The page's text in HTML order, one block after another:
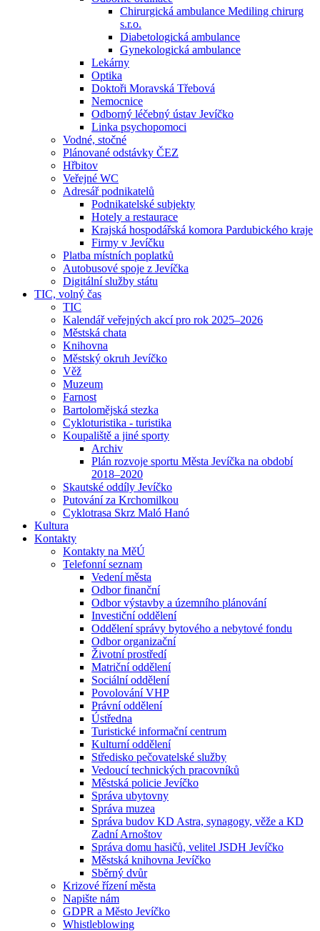
Chirurgická ambulance Mediling chirurg
s.r.o.
Diabetologická ambulance
Gynekologická ambulance
Lekárny
Optika
Doktoři Moravská Třebová
Nemocnice
Odborný léčebný ústav Jevíčko
Linka psychopomoci
Vodné, stočné
Plánované odstávky ČEZ
Hřbitov
Veřejné WC
Adresář podnikatelů
Podnikatelské subjekty
Hotely a restaurace
Krajská hospodářská komora Pardubického kraje
Firmy v Jevíčku
Platba místních poplatků
Autobusové spoje z Jevíčka
Digitální služby státu
TIC, volný čas
TIC
Kalendář veřejných akcí pro rok 2025–2026
Městská chata
Knihovna
Městský okruh Jevíčko
Věž
Muzeum
Farnost
Bartolomějská stezka
Cykloturistika - turistika
Koupaliště a jiné sporty
Archiv
Plán rozvoje sportu Města Jevíčka na období
2018–2020
Skautské oddíly Jevíčko
Putování za Krchomilkou
Cyklotrasa Skrz Maló Hanó
Kultura
Kontakty
Kontakty na MěÚ
Telefonní seznam
Vedení města
Odbor finanční
Odbor výstavby a územního plánování
Investiční oddělení
Oddělení správy bytového a nebytové fondu
Odbor organizační
Životní prostředí
Matriční oddělení
Sociální oddělení
Povolování VHP
Právní oddělení
Ústředna
Turistické informační centrum
Kulturní oddělení
Středisko pečovatelské služby
Vedoucí technických pracovníků
Městská policie Jevíčko
Správa ubytovny
Správa muzea
Správa budov KD Astra, synagogy, věže a KD
Zadní Arnoštov
Správa domu hasičů, velitel JSDH Jevíčko
Městská knihovna Jevíčko
Sběrný dvůr
Krizové řízení města
Napište nám
GDPR a Město Jevíčko
Whistleblowing